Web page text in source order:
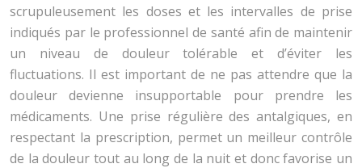
scrupuleusement les doses et les intervalles de prise
indiqués par le professionnel de santé afin de maintenir
un niveau de douleur tolérable et d’éviter les
fluctuations. Il est important de ne pas attendre que la
douleur devienne insupportable pour prendre les
médicaments. Une prise régulière des antalgiques, en
respectant la prescription, permet un meilleur contrôle
de la douleur tout au long de la nuit et donc favorise un